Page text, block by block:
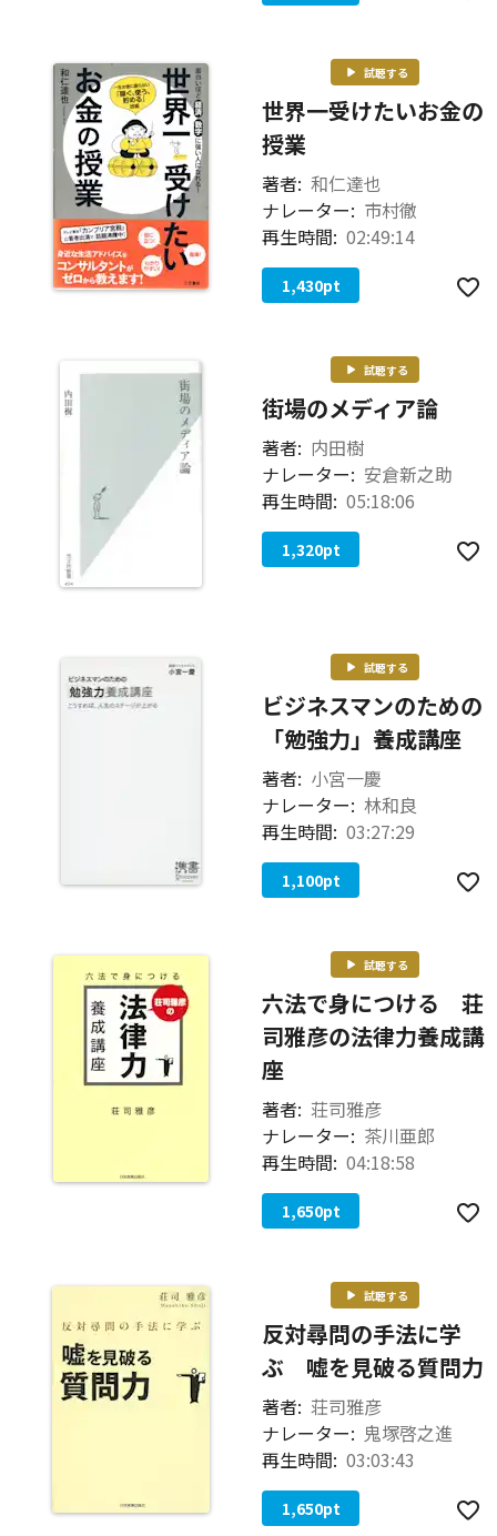
試聴する
世界一受けたいお金の
授業
著者: 和仁達也
ナレーター: 市村徹
再生時間: 02:49:14
1,430pt
試聴する
街場のメディア論
著者: 内田樹
ナレーター: 安倉新之助
再生時間: 05:18:06
1,320pt
試聴する
ビジネスマンのための
「勉強力」養成講座
著者: 小宮一慶
ナレーター: 林和良
再生時間: 03:27:29
1,100pt
試聴する
六法で身につける 荘
司雅彦の法律力養成講
座
著者: 荘司雅彦
ナレーター: 茶川亜郎
再生時間: 04:18:58
1,650pt
試聴する
反対尋問の手法に学
ぶ 嘘を見破る質問力
著者: 荘司雅彦
ナレーター: 鬼塚啓之進
再生時間: 03:03:43
1,650pt